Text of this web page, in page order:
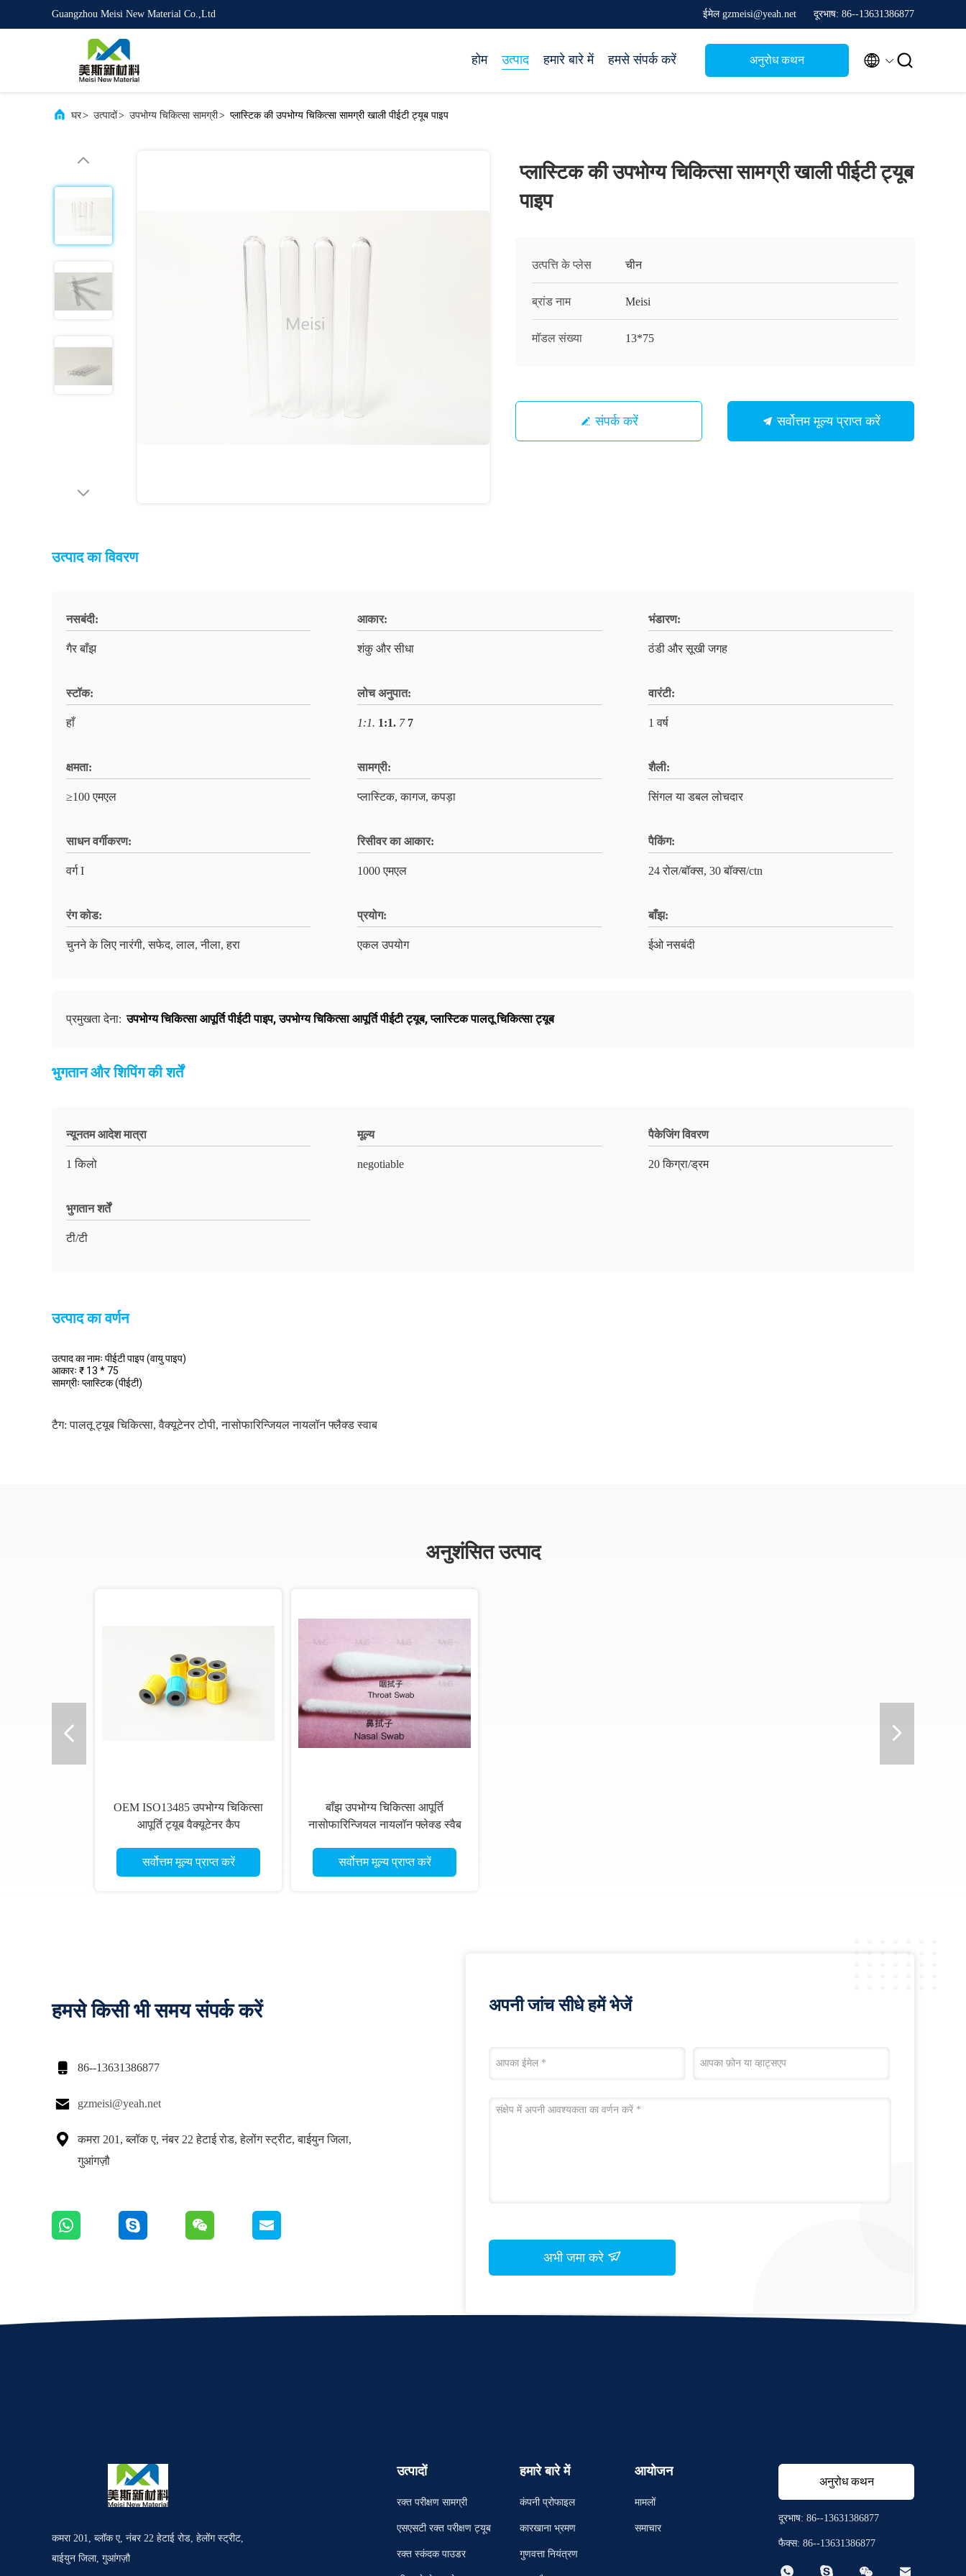
Guangzhou Meisi New Material Co.,Ltd ईमेल gzmeisi@yeah.net दूरभाष: 86--13631386877
होम उत्पाद हमारे बारे में हमसे संपर्क करें अनुरोध कथन  
घर> उत्पादों> उपभोग्य चिकित्सा सामग्री> प्लास्टिक की उपभोग्य चिकित्सा सामग्री खाली पीईटी ट्यूब पाइप
प्लास्टिक की उपभोग्य चिकित्सा सामग्री खाली पीईटी ट्यूब
पाइप
उत्पत्ति के प्लेस चीन
ब्रांड नाम Meisi
मॉडल संख्या 13*75
संपर्क करें सर्वोत्तम मूल्य प्राप्त करें
उत्पाद का विवरण
नसबंदी:
गैर बाँझ
आकार:
शंकु और सीधा
भंडारण:
ठंडी और सूखी जगह
स्टॉक:
हाँ
लोच अनुपात:
1:1. 1:1. 7 7
वारंटी:
1 वर्ष
क्षमता:
≥100 एमएल
सामग्री:
प्लास्टिक, कागज, कपड़ा
शैली:
सिंगल या डबल लोचदार
साधन वर्गीकरण:
वर्ग I
रिसीवर का आकार:
1000 एमएल
पैकिंग:
24 रोल/बॉक्स, 30 बॉक्स/ctn
रंग कोड:
चुनने के लिए नारंगी, सफेद, लाल, नीला, हरा
प्रयोग:
एकल उपयोग
बाँझ:
ईओ नसबंदी
प्रमुखता देना: उपभोग्य चिकित्सा आपूर्ति पीईटी पाइप,उपभोग्य चिकित्सा आपूर्ति पीईटी ट्यूब,प्लास्टिक पालतू चिकित्सा ट्यूब
भुगतान और शिपिंग की शर्तें
न्यूनतम आदेश मात्रा
1 किलो
मूल्य
negotiable
पैकेजिंग विवरण
20 किग्रा/ड्रम
भुगतान शर्तें
टी/टी
उत्पाद का वर्णन
उत्पाद का नामः पीईटी पाइप (वायु पाइप)
आकारः ₹ 13 * 75
सामग्रीः प्लास्टिक (पीईटी)
टैग:पालतू ट्यूब चिकित्सा, वैक्यूटेनर टोपी, नासोफारिन्जियल नायलॉन फ्लैक्ड स्वाब
अनुशंसित उत्पाद
OEM ISO13485 उपभोग्य चिकित्सा
आपूर्ति ट्यूब वैक्यूटेनर कैप
सर्वोत्तम मूल्य प्राप्त करें
बाँझ उपभोग्य चिकित्सा आपूर्ति
नासोफारिन्जियल नायलॉन फ्लेक्ड स्वैब
सर्वोत्तम मूल्य प्राप्त करें
हमसे किसी भी समय संपर्क करें
 86--13631386877
 gzmeisi@yeah.net

कमरा 201, ब्लॉक ए, नंबर 22 हेटाई रोड, हेलोंग स्ट्रीट, बाईयुन जिला,
गुआंगज़ौ
अपनी जांच सीधे हमें भेजें
अभी जमा करे
कमरा 201, ब्लॉक ए, नंबर 22 हेटाई रोड, हेलोंग स्ट्रीट,
बाईयुन जिला, गुआंगज़ौ
उत्पादों
रक्त परीक्षण सामग्री
एसएसटी रक्त परीक्षण ट्यूब
रक्त स्कंदक पाउडर
हमारे बारे में
कंपनी प्रोफाइल
कारखाना भ्रमण
गुणवत्ता नियंत्रण
आयोजन
मामलों
समाचार
अनुरोध कथन
दूरभाष: 86--13631386877
फैक्स: 86--13631386877
   